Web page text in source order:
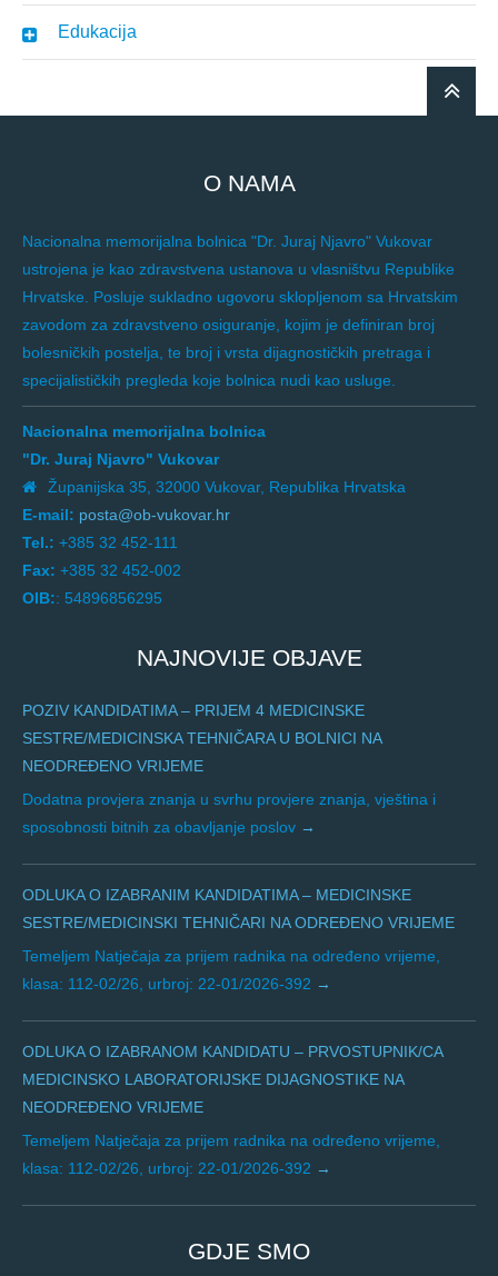
Edukacija
O NAMA
Nacionalna memorijalna bolnica "Dr. Juraj Njavro" Vukovar
ustrojena je kao zdravstvena ustanova u vlasništvu Republike
Hrvatske. Posluje sukladno ugovoru sklopljenom sa Hrvatskim
zavodom za zdravstveno osiguranje, kojim je definiran broj
bolesničkih postelja, te broj i vrsta dijagnostičkih pretraga i
specijalističkih pregleda koje bolnica nudi kao usluge.
Nacionalna memorijalna bolnica
"Dr. Juraj Njavro" Vukovar
Županijska 35, 32000 Vukovar, Republika Hrvatska
E-mail: posta@ob-vukovar.hr
Tel.: +385 32 452-111
Fax: +385 32 452-002
OIB:: 54896856295
NAJNOVIJE OBJAVE
POZIV KANDIDATIMA – PRIJEM 4 MEDICINSKE
SESTRE/MEDICINSKA TEHNIČARA U BOLNICI NA
NEODREĐENO VRIJEME
Dodatna provjera znanja u svrhu provjere znanja, vještina i
sposobnosti bitnih za obavljanje poslov
ODLUKA O IZABRANIM KANDIDATIMA – MEDICINSKE
SESTRE/MEDICINSKI TEHNIČARI NA ODREĐENO VRIJEME
Temeljem Natječaja za prijem radnika na određeno vrijeme,
klasa: 112-02/26, urbroj: 22-01/2026-392
ODLUKA O IZABRANOM KANDIDATU – PRVOSTUPNIK/CA
MEDICINSKO LABORATORIJSKE DIJAGNOSTIKE NA
NEODREĐENO VRIJEME
Temeljem Natječaja za prijem radnika na određeno vrijeme,
klasa: 112-02/26, urbroj: 22-01/2026-392
GDJE SMO